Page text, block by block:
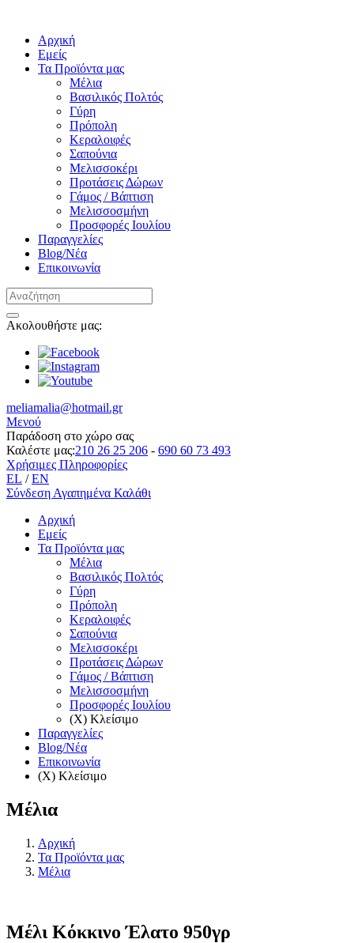
Αρχική
Εμείς
Τα Προϊόντα μας
Μέλια
Βασιλικός Πολτός
Γύρη
Πρόπολη
Κεραλοιφές
Σαπούνια
Μελισσοκέρι
Προτάσεις Δώρων
Γάμος / Βάπτιση
Μελισσοσμήνη
Προσφορές Ιουλίου
Παραγγελίες
Blog/Νέα
Επικοινωνία
Ακολουθήστε μας:
meliamalia@hotmail.gr
Μενού
Παράδοση στο χώρο σας
Καλέστε μας:210 26 25 206 - 690 60 73 493
Χρήσιμες Πληροφορίες
EL /EN
Σύνδεση Αγαπημένα Καλάθι
Αρχική
Εμείς
Τα Προϊόντα μας
Μέλια
Βασιλικός Πολτός
Γύρη
Πρόπολη
Κεραλοιφές
Σαπούνια
Μελισσοκέρι
Προτάσεις Δώρων
Γάμος / Βάπτιση
Μελισσοσμήνη
Προσφορές Ιουλίου
(X) Κλείσιμο
Παραγγελίες
Blog/Νέα
Επικοινωνία
(X) Κλείσιμο
Μέλια
Αρχική
Τα Προϊόντα μας
Μέλια
Μέλι Κόκκινο Έλατο 950γρ